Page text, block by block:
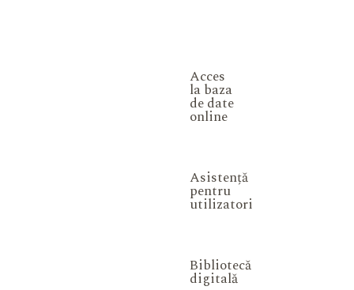
Acces
la baza
de date
online
Asistență
pentru
utilizatori
Bibliotecă
digitală